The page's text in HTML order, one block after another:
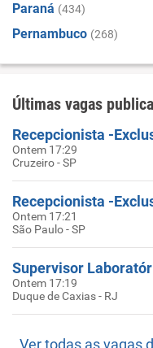
Paraná (434)
Pernambuco (268)
Últimas vagas
Ontem 17:29
Cruzeiro - SP
Ontem 17:21
São Paulo - SP
Supervisor
Ontem 17:19
Duque de Caxias - RJ
Ver todas as vagas